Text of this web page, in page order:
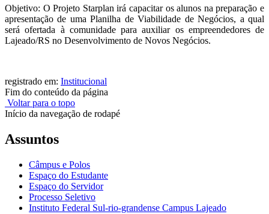
Objetivo: O Projeto Starplan irá capacitar os alunos na preparação e
apresentação de uma Planilha de Viabilidade de Negócios, a qual
será ofertada à comunidade para auxiliar os empreendedores de
Lajeado/RS no Desenvolvimento de Novos Negócios.
registrado em: Institucional
Fim do conteúdo da página
Voltar para o topo
Início da navegação de rodapé
Assuntos
Câmpus e Polos
Espaço do Estudante
Espaço do Servidor
Processo Seletivo
Instituto Federal Sul-rio-grandense Campus Lajeado